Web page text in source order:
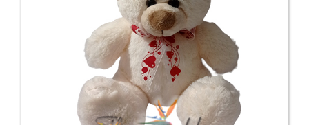
apliques,.vinos
Subcategoría